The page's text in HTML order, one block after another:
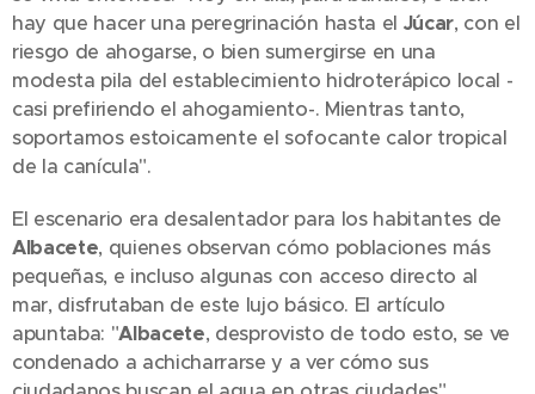
hay que hacer una peregrinación hasta el Júcar, con el
riesgo de ahogarse, o bien sumergirse en una
modesta pila del establecimiento hidroterápico local -
casi prefiriendo el ahogamiento-. Mientras tanto,
soportamos estoicamente el sofocante calor tropical
de la canícula".
El escenario era desalentador para los habitantes de
Albacete, quienes observan cómo poblaciones más
pequeñas, e incluso algunas con acceso directo al
mar, disfrutaban de este lujo básico. El artículo
apuntaba: "Albacete, desprovisto de todo esto, se ve
condenado a achicharrarse y a ver cómo sus